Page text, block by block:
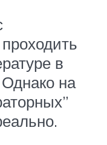
в
на